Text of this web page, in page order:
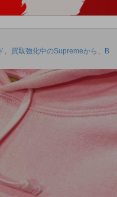
。買取強化中のSupremeから、B